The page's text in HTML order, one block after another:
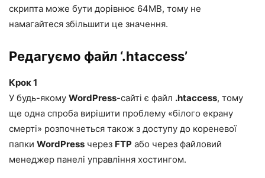
скрипта може бути дорівнює 64MB, тому не
намагайтеся збільшити це значення.
Редагуємо файл ‘.htaccess’
Крок 1
У будь-якому WordPress-сайті є файл .htaccess, тому
ще одна спроба вирішити проблему «білого екрану
смерті» розпочнеться також з доступу до кореневої
папки WordPress через FTP або через файловий
менеджер панелі управління хостингом.